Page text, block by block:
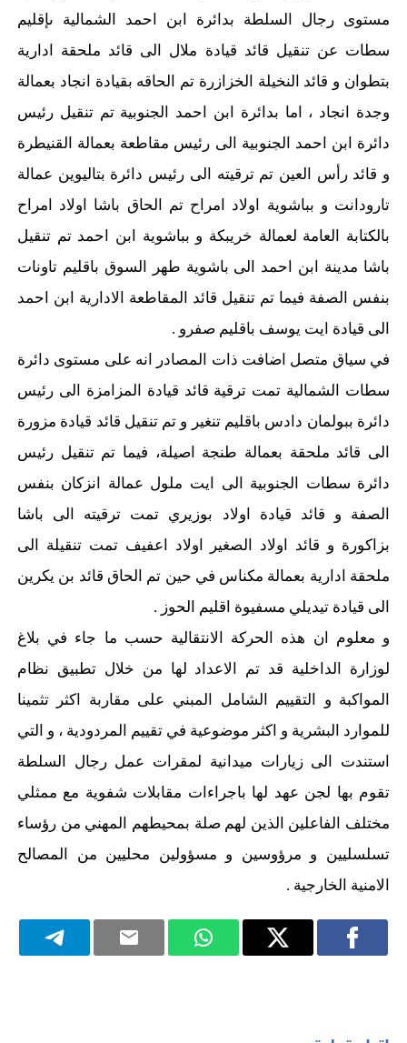
مستوى رجال السلطة بدائرة ابن احمد الشمالية ىإقليم
سطات عن تنقيل قائد قيادة ملال الى قائد ملحقة ادارية
بتطوان و قائد النخيلة الخزازرة تم الحاقه بقيادة انجاد بعمالة
وجدة انجاد ، اما بدائرة ابن احمد الجنوبية تم تنقيل رئيس
دائرة ابن احمد الجنوبية الى رئيس مقاطعة بعمالة القنيطرة
و قائد رأس العين تم ترقيته الى رئيس دائرة بتاليوين عمالة
تارودانت و بباشوية اولاد امراح تم الحاق باشا اولاد امراح
بالكتابة العامة لعمالة خريبكة و بباشوية ابن احمد تم تنقيل
باشا مدينة ابن احمد الى باشوية طهر السوق باقليم تاونات
بنفس الصفة فيما تم تنقيل قائد المقاطعة الادارية ابن احمد
الى قيادة ايت يوسف باقليم صفرو .
في سياق متصل اضافت ذات المصادر انه على مستوى دائرة
سطات الشمالية تمت ترقية قائد قيادة المزامزة الى رئيس
دائرة ببولمان دادس باقليم تنغير و تم تنقيل قائد قيادة مزورة
الى قائد ملحقة بعمالة طنجة اصيلة، فيما تم تنقيل رئيس
دائرة سطات الجنوبية الى ايت ملول عمالة انزكان بنفس
الصفة و قائد قيادة اولاد بوزيري تمت ترقيته الى باشا
بزاكورة و قائد اولاد الصغير اولاد اعفيف تمت تنقيلة الى
ملحقة ادارية بعمالة مكناس في حين تم الحاق قائد بن يكرين
الى قيادة تيديلي مسفيوة اقليم الحوز .
و معلوم ان هذه الحركة الانتقالية حسب ما جاء في بلاغ
لوزارة الداخلية قد تم الاعداد لها من خلال تطبيق نظام
المواكبة و التقييم الشامل المبني على مقاربة اكثر تثمينا
للموارد البشرية و اكثر موضوعية في تقييم المردودية ، و التي
استندت الى زيارات ميدانية لمقرات عمل رجال السلطة
تقوم بها لجن عهد لها باجراءات مقابلات شفوية مع ممثلي
مختلف الفاعلين الذين لهم صلة بمحيطهم المهني من رؤساء
تسلسليين و مرؤوسين و مسؤولين محليين من المصالح
الامنية الخارجية .